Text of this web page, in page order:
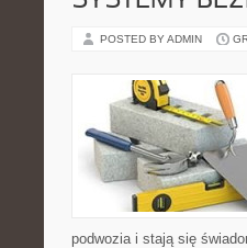
POSTED BY ADMIN
podwozia i stają się